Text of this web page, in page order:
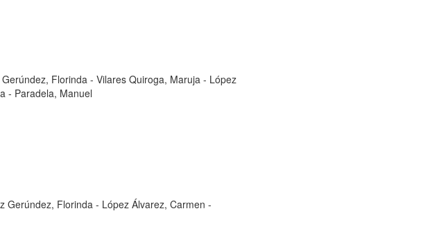
Florinda - Vilares Quiroga, Maruja - López
- Paradela, Manuel
Gerúndez, Florinda - López Álvarez, Carmen -